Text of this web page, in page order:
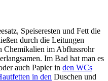
suchen wir zur Zeit
mit Fachgebiet Rohrreinigung
im Großraum Hamburg